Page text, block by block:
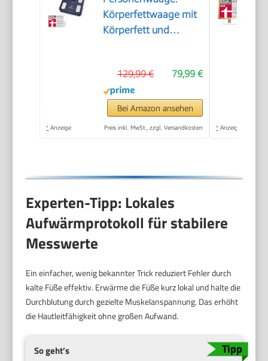
Körperfettwaage mit
Körperfett und
79,99 €
129,99 €
Bei Amazon ansehen
* Anzeige Preis inkl. MwSt., zzgl. Versandkosten * Anzeige
Experten-Tipp: Lokales
Aufwärmprotokoll für stabilere
Messwerte
Ein einfacher, wenig bekannter Trick reduziert Fehler durch
kalte Füße effektiv. Erwärme die Füße kurz lokal und halte die
Durchblutung durch gezielte Muskelanspannung. Das erhöht
die Hautleitfähigkeit ohne großen Aufwand.
So geht’s